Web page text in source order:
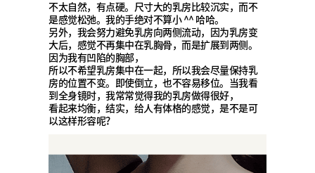
不太自然，有点硬。尺寸大的乳房比较沉实，而不
是感觉松弛。我的手绝对不算小 ^^ 哈哈。
另外，我会努力避免乳房向两侧流动，因为乳房变
大后，感觉不再集中在乳胸骨，而是扩展到两侧。
因为我有凹陷的胸部，
所以不希望乳房集中在一起，所以我会尽量保持乳
房的位置不变。即使倒立，也不容易移位。当我看
到全身镜时，我常常觉得我的乳房做得很好，
看起来均衡，结实，给人有体格的感觉，是不是可
以这样形容呢？